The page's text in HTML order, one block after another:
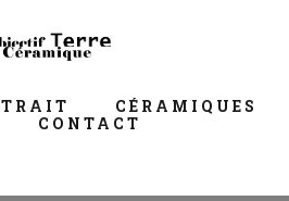
CÉRAMIQUES
CONTACT